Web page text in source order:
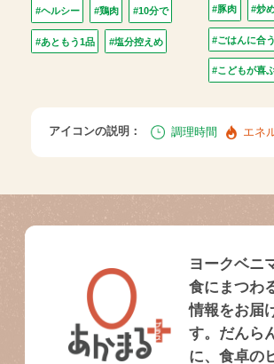
#ヘルシー #鶏肉 #10分で
#あともう1品 #塩分控えめ
#豚肉 #炒
#ごはんに合う
#こどもが喜
アイコンの説明： 調理時間 エネ
ヨークベニ
食にまつわ
情報をお届
す。だんら
に、食卓の